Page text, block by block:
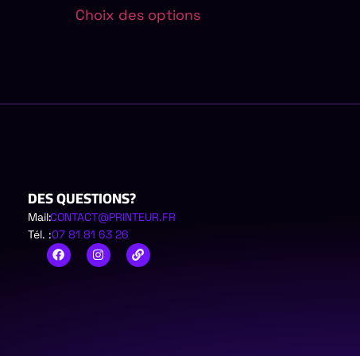
Choix des options
DES QUESTIONS?
Mail:CONTACT@PRINTEUR.FR
Tél. :07 81 81 63 26